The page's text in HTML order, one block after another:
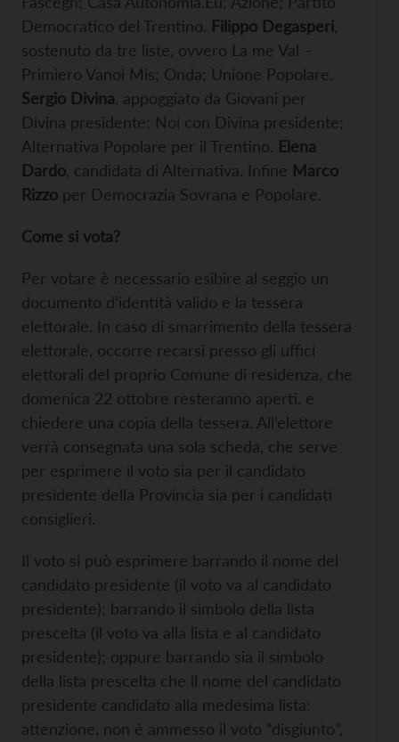
Democratico del Trentino. Filippo Degasperi
sostenuto da tre liste, ovvero La me Val –
Primiero Vanoi Mis; Onda; Unione Popolare.
Sergio Divina , appoggiato da Giovani per
Divina presidente; Noi con Divina presidente;
Alternativa Popolare per il Trentino. Elena
Dardo , candidata di Alternativa. Infine Marco
Rizzo per Democrazia Sovrana e Popolare.
Come si vota?
Per votare è necessario esibire al seggio un
documento d’identità valido e la tessera
elettorale. In caso di smarrimento della tessera
elettorale, occorre recarsi presso gli uffici
elettorali del proprio Comune di residenza, che
domenica 22 ottobre resteranno aperti, e
chiedere una copia della tessera. All’elettore
verrà consegnata una sola scheda, che serve
per esprimere il voto sia per il candidato
presidente della Provincia sia per i candidati
consiglieri.
Il voto si può esprimere barrando il nome del
candidato presidente (il voto va al candidato
presidente); barrando il simbolo della lista
prescelta (il voto va alla lista e al candidato
presidente); oppure barrando sia il simbolo
della lista prescelta che il nome del candidato
presidente candidato alla medesima lista:
attenzione, non è ammesso il voto “disgiunto”,